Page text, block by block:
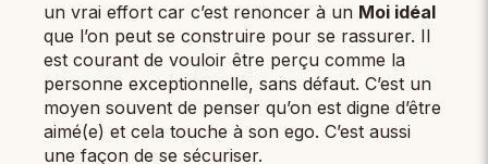
un vrai effort car c’est renoncer à un Moi idéal
que l’on peut se construire pour se rassurer. Il
est courant de vouloir être perçu comme la
personne exceptionnelle, sans défaut. C’est un
moyen souvent de penser qu’on est digne d’être
aimé(e) et cela touche à son ego. C’est aussi
une façon de se sécuriser.